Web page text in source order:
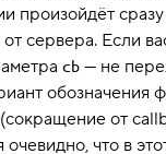
произойдёт
сервера. Если
cb — не
обозначения
от
очевидно, что в